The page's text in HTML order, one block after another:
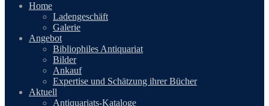
Home
Ladengeschäft
Galerie
Angebot
Bibliophiles Antiquariat
Bilder
Ankauf
Expertise und Schätzung ihrer Bücher
Aktuell
Antiquariats-Kataloge